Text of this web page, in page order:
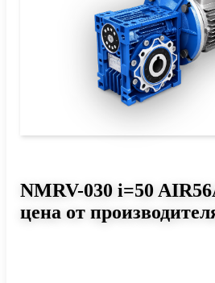
NMRV-030 i=50
цена от